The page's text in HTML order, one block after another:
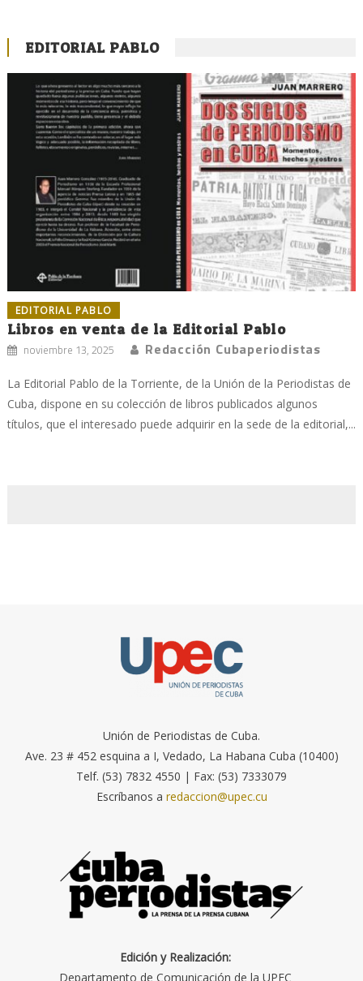
EDITORIAL PABLO
EDITORIAL PABLO
Libros en venta de la Editorial Pablo
noviembre 13, 2025 Redacción Cubaperiodistas
La Editorial Pablo de la Torriente, de la Unión de la Periodistas de
Cuba, dispone en su colección de libros publicados algunos
títulos, que el interesado puede adquirir en la sede de la editorial,...
Unión de Periodistas de Cuba.
Ave. 23 # 452 esquina a I, Vedado, La Habana Cuba (10400)
Telf. (53) 7832 4550 | Fax: (53) 7333079
Escríbanos a redaccion@upec.cu
Edición y Realización:
Departamento de Comunicación de la UPEC